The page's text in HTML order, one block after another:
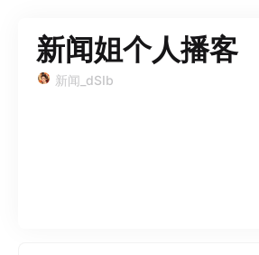
新闻姐个人播客
新闻_dSIb